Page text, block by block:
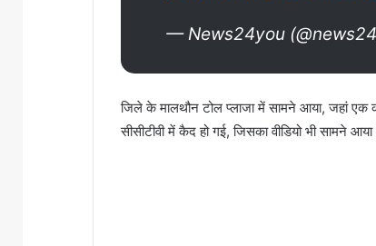
— News24you
जिले के मालथौन टोल प्‍लाजा में सामने आया, जहां एक
सीसीटीवी में कैद हो गई, जिसका वीडियो भी सामने